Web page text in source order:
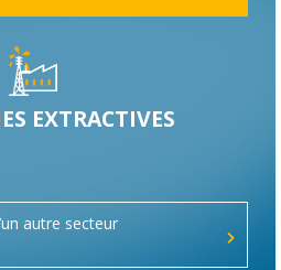
EXTRACTIVES
autre secteur